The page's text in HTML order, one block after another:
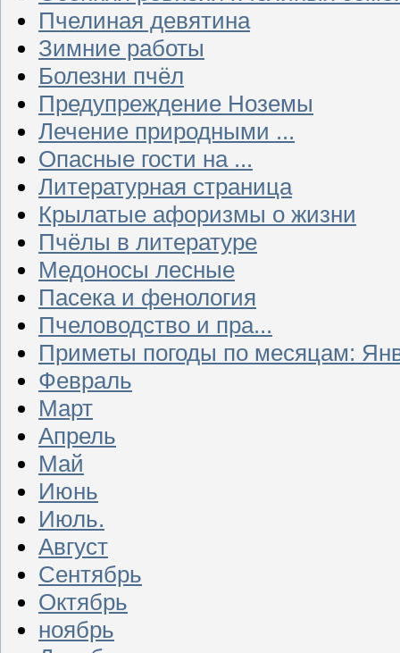
Пчелиная девятина
Зимние работы
Болезни пчёл
Предупреждение Ноземы
Лечение природными ...
Опасные гости на ...
Литературная страница
Крылатые афоризмы о жизни
Пчёлы в литературе
Медоносы лесные
Пасека и фенология
Пчеловодство и пра...
Приметы погоды по месяцам:
Февраль
Март
Апрель
Май
Июнь
Июль.
Август
Сентябрь
Октябрь
ноябрь